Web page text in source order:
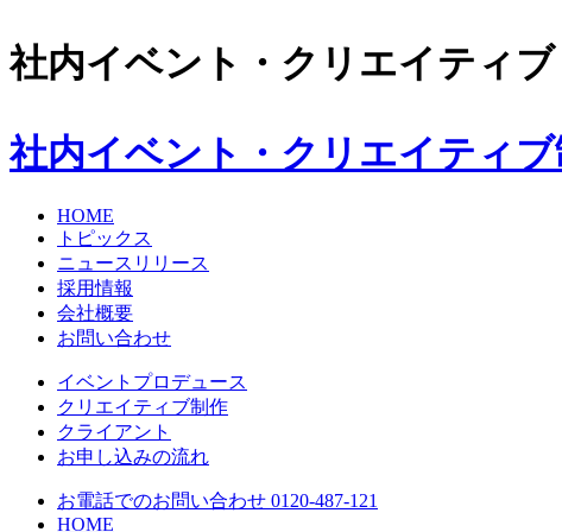
社内イベント・クリエイティブ
社内イベント・クリエイティ
HOME
トピックス
ニュースリリース
採用情報
会社概要
お問い合わせ
イベントプロデュース
クリエイティブ制作
クライアント
お申し込みの流れ
お電話でのお問い合わせ 0120-487-121
HOME